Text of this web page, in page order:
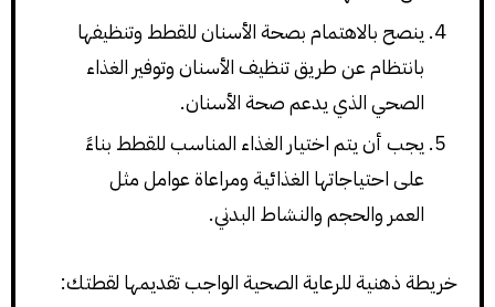
ينصح بالاهتمام بصحة الأسنان للقطط وتنظيفها
بانتظام عن طريق تنظيف الأسنان وتوفير الغذاء
الصحي الذي يدعم صحة الأسنان.
يجب أن يتم اختيار الغذاء المناسب للقطط بناءً
على احتياجاتها الغذائية ومراعاة عوامل مثل
العمر والحجم والنشاط البدني.
خريطة ذهنية للرعاية الصحية الواجب تقديمها لقطتك: